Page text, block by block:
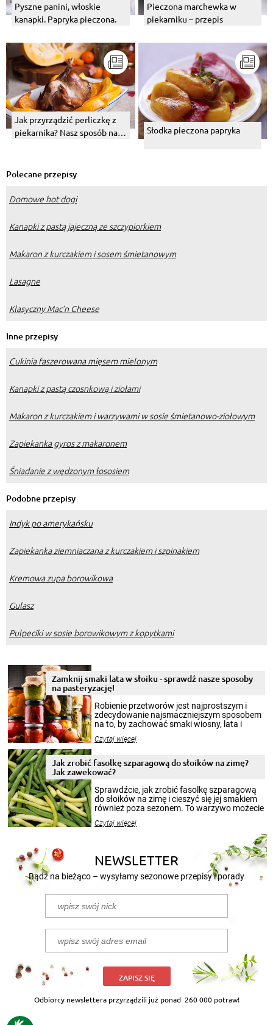
Pyszne panini, włoskie
kanapki. Papryka pieczona.
Pieczona marchewka w
piekarniku – przepis
Jak przyrządzić perliczkę z
piekarnika? Nasz sposób na
Słodka pieczona papryka
Polecane przepisy
Domowe hot dogi
Kanapki z pastą jajeczną ze szczypiorkiem
Makaron z kurczakiem i sosem śmietanowym
Lasagne
Klasyczny Mac’n Cheese
Inne przepisy
Cukinia faszerowana mięsem mielonym
Kanapki z pastą czosnkową i ziołami
Makaron z kurczakiem i warzywami w sosie śmietanowo-ziołowym
Zapiekanka gyros z makaronem
Śniadanie z wędzonym łososiem
Podobne przepisy
Indyk po amerykańsku
Zapiekanka ziemniaczana z kurczakiem i szpinakiem
Kremowa zupa borowikowa
Gulasz
Pulpeciki w sosie borowikowym z kopytkami
Zamknij smaki lata w słoiku - sprawdź nasze sposoby
na pasteryzację!
Robienie przetworów jest najprostszym i
zdecydowanie najsmaczniejszym sposobem
na to, by zachować smaki wiosny, lata i
krajobrazów, by cieszyć nimi oko w sezonie
pełni poczuć atmosferę cieplejszych
miesięcy. Przygotowanie słoików ze
patenty, które pozwolą zachować świeżość
przetworów.
Czytaj więcej
Jak zrobić fasolkę szparagową do słoików na zimę?
Jak zawekować?
Sprawdźcie, jak zrobić fasolkę szparagową
do słoików na zimę i cieszyć się jej smakiem
również poza sezonem. To warzywo możecie
nasze propozycje!
Czytaj więcej
NEWSLETTER
Bądź na bieżąco – wysyłamy sezonowe przepisy i porady
ZAPISZ SIĘ
Odbiorcy newslettera przyrządzili już ponad 260 000 potraw!